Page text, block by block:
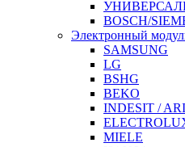
BOSCH/
Электронный
SAMSUNG
LG
BSHG
BEKO
INDESIT /
MIELE